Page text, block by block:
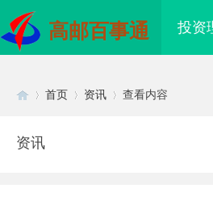
高邮百事通 投资
首页 资讯 查看内容
资讯